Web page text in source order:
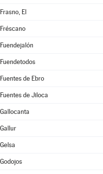
Frasno, El
Fréscano
Fuendejalón
Fuendetodos
Fuentes de Ebro
Fuentes de Jiloca
Gallocanta
Gallur
Gelsa
Godojos